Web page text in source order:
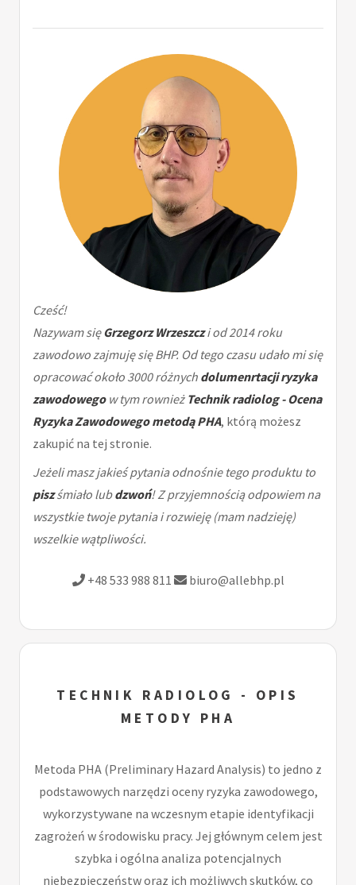
Cześć!
Nazywam sięGrzegorz Wrzeszczi od 2014 roku
zawodowo zajmuję się BHP. Od tego czasu udało mi się
opracować około 3000 różnych dolumenrtacji ryzyka
zawodowegow tym rownież Technik radiolog - Ocena
Ryzyka Zawodowego metodą PHA, którą możesz
zakupić na tej stronie.
Jeżeli masz jakieś pytania odnośnie tego produktu to
piszśmiało lubdzwoń! Z przyjemnością odpowiem na
wszystkie twoje pytania i rozwieję (mam nadzieję)
wszelkie wątpliwości.
+48 533 988 811 biuro@allebhp.pl
TECHNIK RADIOLOG - OPIS
METODY PHA
Metoda PHA (Preliminary Hazard Analysis) to jedno z
podstawowych narzędzi oceny ryzyka zawodowego,
wykorzystywane na wczesnym etapie identyfikacji
zagrożeń w środowisku pracy. Jej głównym celem jest
szybka i ogólna analiza potencjalnych
niebezpieczeństw oraz ich możliwych skutków, co